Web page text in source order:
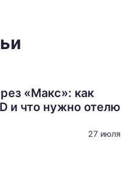
«Макс»: как
и что нужно отелю
27 июля